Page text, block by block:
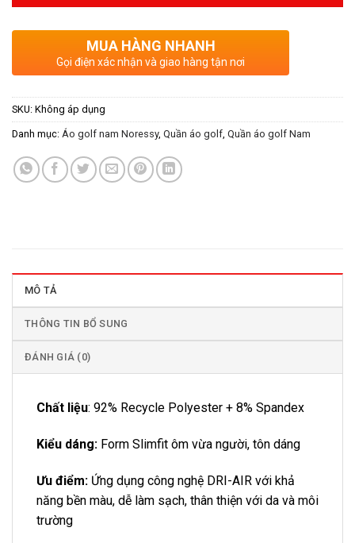
MUA HÀNG NHANH
Gọi điện xác nhận và giao hàng tận nơi
SKU: Không áp dụng
Danh mục: Áo golf nam Noressy, Quần áo golf, Quần áo golf Nam
MÔ TẢ
THÔNG TIN BỔ SUNG
ĐÁNH GIÁ (0)
Chất liệu: 92% Recycle Polyester + 8% Spandex
Kiểu dáng: Form Slimfit ôm vừa người, tôn dáng
Ưu điểm: Ứng dụng công nghệ DRI-AIR với khả
năng bền màu, dễ làm sạch, thân thiện với da và môi
trường